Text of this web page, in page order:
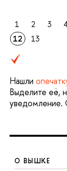
1 2 3
12
13
Нашли
Выделите её,
уведомление.
О ВЫШКЕ